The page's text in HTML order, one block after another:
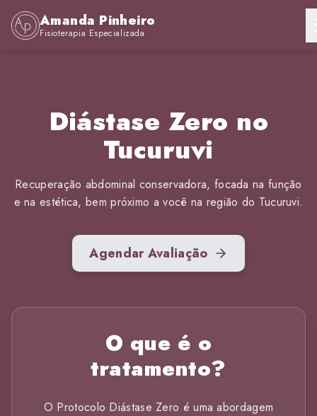
Amanda Pinheiro
Fisioterapia Especializada
Diástase Zero no
Tucuruvi
Recuperação abdominal conservadora, focada na função
e na estética, bem próximo a você na região do Tucuruvi.
Agendar Avaliação
O que é o
tratamento?
O Protocolo Diástase Zero é uma abordagem